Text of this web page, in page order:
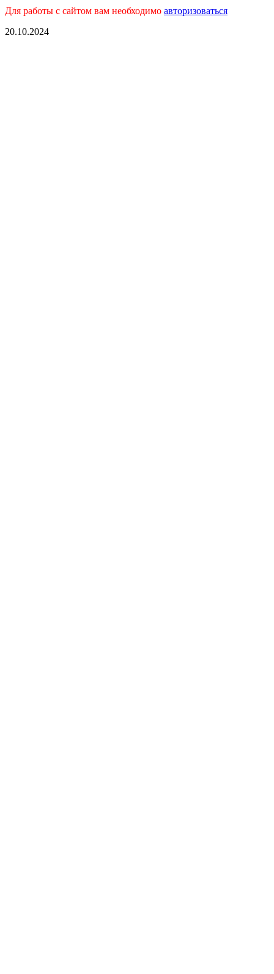
Для работы с сайтом вам необходимо авторизоваться
20.10.2024